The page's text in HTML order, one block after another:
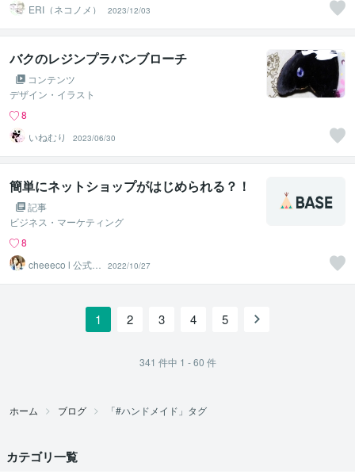
ERI（ネコノメ）
2023/12/03
バクのレジンプラバンブローチ
コンテンツ
デザイン・イラスト
8
いねむり
2023/06/30
簡単にネットショップがはじめられる？！
記事
ビジネス・マーケティング
8
cheeeco l 公式パ
2022/10/27
1 2 3 4 5
341 件中 1 - 60 件
ホーム ブログ 「#ハンドメイド」タグ
カテゴリ一覧